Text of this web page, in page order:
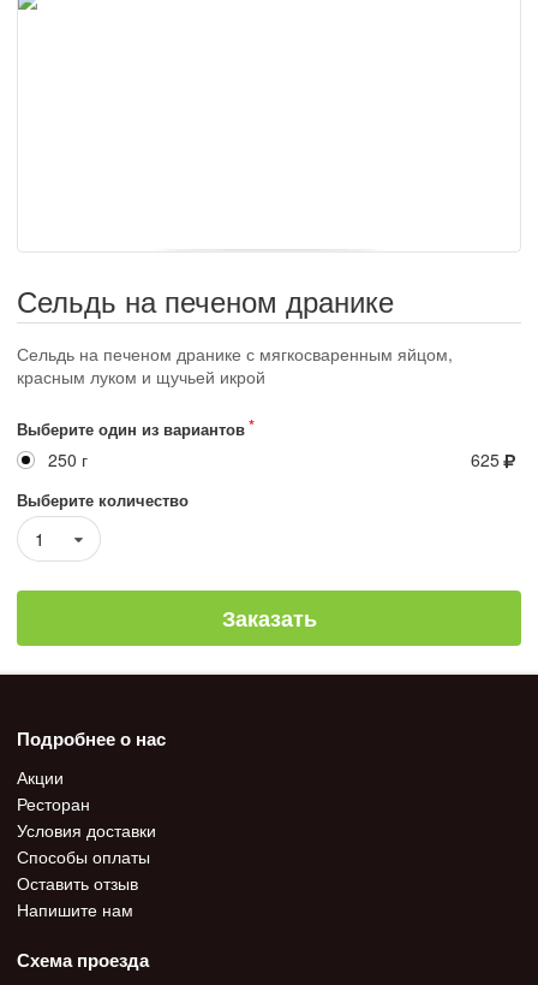
Сельдь на печеном дранике
Сельдь на печеном дранике с мягкосваренным яйцом,
красным луком и щучьей икрой
Выберите один из вариантов
250 г 625
Выберите количество
1
Заказать
Подробнее о нас
Акции
Ресторан
Условия доставки
Способы оплаты
Оставить отзыв
Напишите нам
Схема проезда